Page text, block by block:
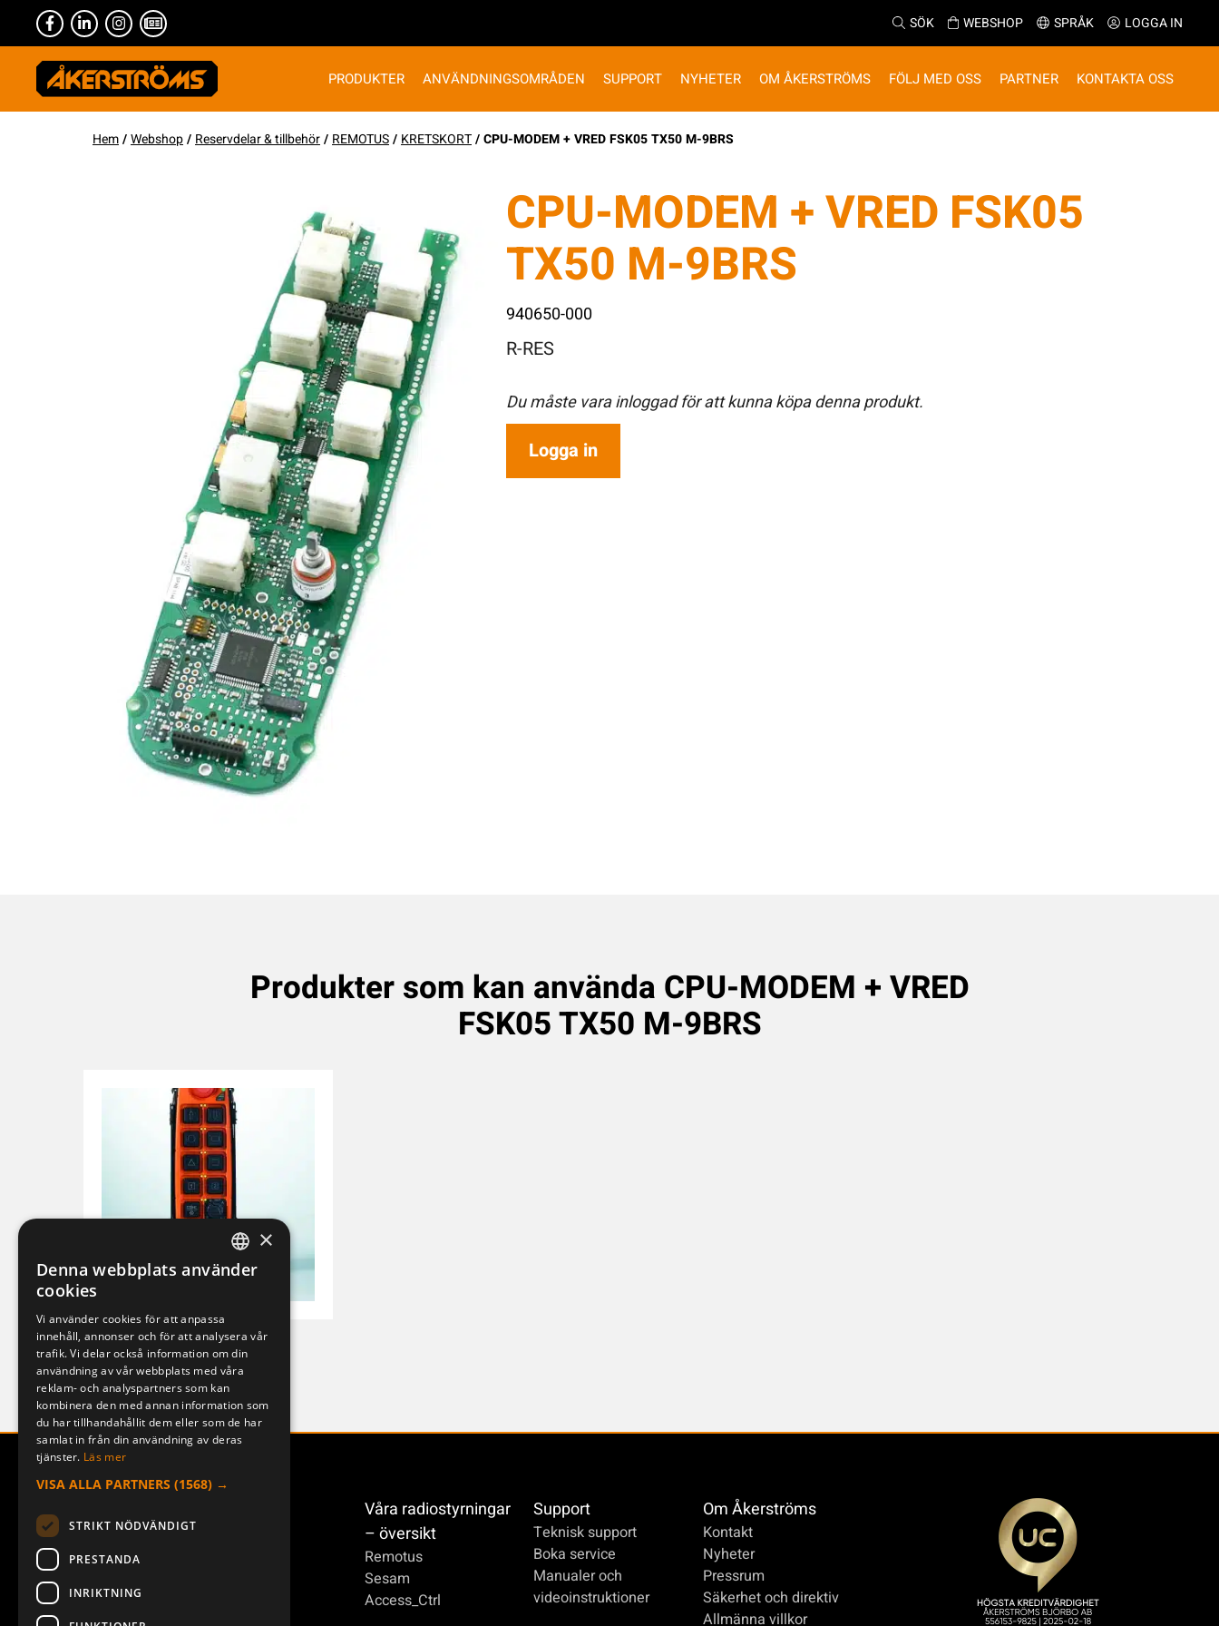
SÖK WEBSHOP SPRÅK LOGGA IN
PRODUKTER ANVÄNDNINGSOMRÅDEN SUPPORT NYHETER OM ÅKERSTRÖMS FÖLJ MED OSS PARTNER KONTAKTA OSS
Hem/Webshop/ Reservdelar & tillbehör/ REMOTUS/ KRETSKORT/ CPU-MODEM + VRED FSK05 TX50 M-9BRS
CPU-MODEM + VRED FSK05
TX50 M-9BRS
940650-000
R-RES
Du måste vara inloggad för att kunna köpa denna produkt.
Logga in
Produkter som kan använda CPU-MODEM + VRED
FSK05 TX50 M-9BRS
M-B9 RS
0d3b289262cb
Våra radiostyrningar
– översikt
Remotus
Sesam
Access_Ctrl
Support
Teknisk support
Boka service
Manualer och
videoinstruktioner
Om Åkerströms
Kontakt
Nyheter
Pressrum
Säkerhet och direktiv
Allmänna villkor
SWEDISH
DEUTSCH
×
Denna webbplats använder
cookies
Vi använder cookies för att anpassa
innehåll, annonser och för att analysera vår
trafik. Vi delar också information om din
användning av vår webbplats med våra
reklam- och analyspartners som kan
kombinera den med annan information som
du har tillhandahållit dem eller som de har
samlat in från din användning av deras
tjänster. Läs mer
VISA ALLA PARTNERS (1568) →
STRIKT NÖDVÄNDIGT
PRESTANDA
INRIKTNING